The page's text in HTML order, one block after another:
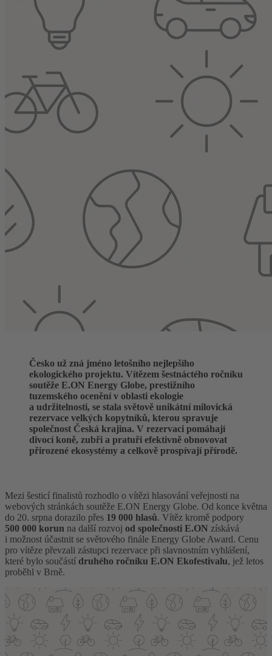
Česko už zná jméno letošního nejlepšího
ekologického projektu. Vítězem šestnáctého ročníku
soutěže E.ON Energy Globe, prestižního
tuzemského ocenění v oblasti ekologie
a udržitelnosti, se stala světově unikátní milovická
rezervace velkých kopytníků, kterou spravuje
společnost Česká krajina. V rezervaci pomáhají
divocí koně, zubři a pratuři efektivně obnovovat
přirozené ekosystémy a celkově prospívají přírodě.
Mezi šesticí finalistů rozhodlo o vítězi hlasování veřejnosti na
webových stránkách soutěže E.ON Energy Globe. Od konce května
do 20. srpna dorazilo přes 19 000 hlasů. Vítěz kromě podpory
500 000 korun na další rozvoj od společnosti E.ON získává
i možnost účastnit se světového finále Energy Globe Award. Cenu
pro vítěze převzali zástupci rezervace při slavnostním vyhlášení,
které bylo součástí druhého ročníku E.ON Ekofestivalu, jež letos
proběhl v Brně.